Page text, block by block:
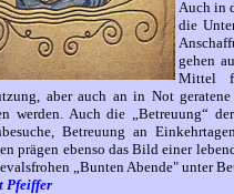
Auch in
die
gehen
Mittel
aber auch an in Not
werden. Auch die „Betreuung“
Betreuung an
prägen ebenso das Bild einer
„Bunten Abende" unter
Pfeiffer